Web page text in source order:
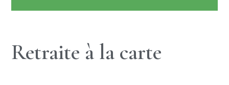
Retraite à la carte